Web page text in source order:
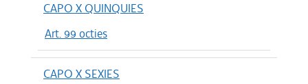
CAPO X QUINQUIES
Art. 99 octies
CAPO X SEXIES